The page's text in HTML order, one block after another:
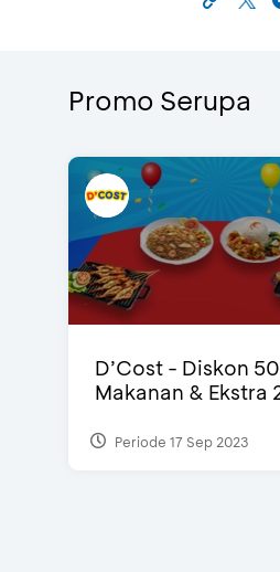
Promo Serupa
D’Cost - Diskon
Makanan & Ekstra
Periode 17 Sep 2023